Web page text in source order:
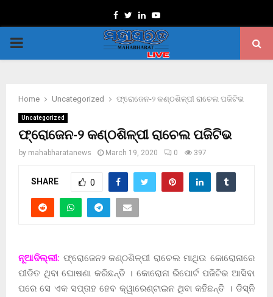
Facebook
TwitterLinkedinYoutube
PRIMARY
Home Uncategorized ଫ୍ରୋଜେନ-୨ କଣ୍ଠଶିଳ୍ପୀ ରାଚେଲ ପଜିଟିଭ
Uncategorized
ଫ୍ରୋଜେନ-୨ କଣ୍ଠଶିଳ୍ପୀ ରାଚେଲ ପଜିଟିଭ
by mahabharatanews March 19, 2020 0 397
SHARE 0
ନୂଆଦିଲ୍ଲୀ: ଫ୍ରୋଜେନ୨ କଣ୍ଠଶିଳ୍ପୀ ରାଚେଲ ମାଥିଉ କୋରୋନାରେ
ପୀଡିତ ଥିବା ଘୋଷଣା କରିଛନ୍ତି । କୋରୋନା ରିପୋର୍ଟ ପଜିଟିଭ ଆସିବା
ପରେ ସେ ଏକ ସପ୍ତାହ ହେବ କ୍ୱାରେଣ୍ଟାଇନ ଥିବା କହିଛନ୍ତି । ଡିସ୍ନି